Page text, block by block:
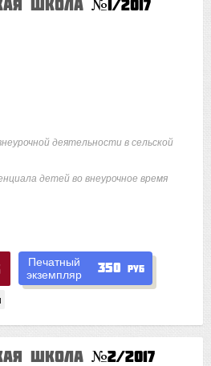
Печатный
экземпляр
350 руб
школа №1/2017
деятельности в сельской
детей во внеурочное время
школа №2/2017